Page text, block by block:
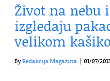
Život na nebu
izgledaju
velikom
ByRedakcija Magazina 01/07/